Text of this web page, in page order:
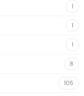
1
1
1
8
105